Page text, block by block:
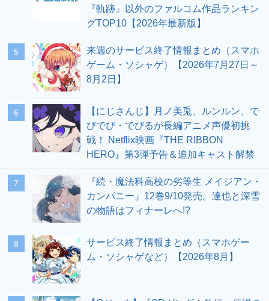
『軌跡』以外のファルコム作品ランキン
グTOP10【2026年最新版】
5
来週のサービス終了情報まとめ（スマホ
ゲーム・ソシャゲ）【2026年7月27日～
8月2日】
6
【にじさんじ】月ノ美兎、ルンルン、で
びでび・でびるが長編アニメ声優初挑
戦！ Netflix映画『THE RIBBON
HERO』第3弾予告＆追加キャスト解禁
7
『続・魔法科高校の劣等生 メイジアン・
カンパニー』12巻9/10発売。達也と深雪
の物語はフィナーレへ!?
8
サービス終了情報まとめ（スマホゲー
ム・ソシャゲなど）【2026年8月】